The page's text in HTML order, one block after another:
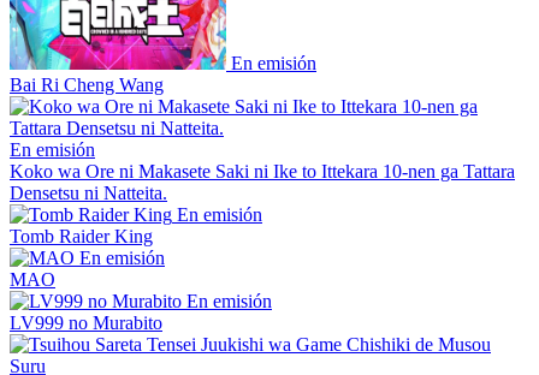
En emisión
Bai Ri Cheng Wang
En emisión
Koko wa Ore ni Makasete Saki ni Ike to Ittekara 10-nen ga Tattara
Densetsu ni Natteita.
En emisión
Tomb Raider King
En emisión
MAO
En emisión
LV999 no Murabito